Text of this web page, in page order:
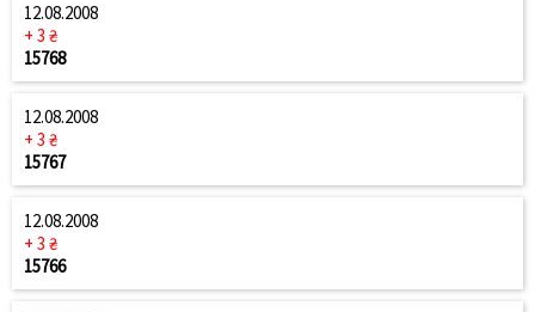
12.08.2008
+ 3 ₴
15768
12.08.2008
+ 3 ₴
15767
12.08.2008
+ 3 ₴
15766